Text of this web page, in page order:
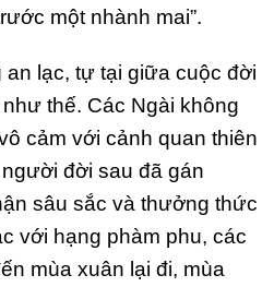
một nhành mai”.
lạc, tự tại giữa cuộc đời
thế. Các Ngài không
cảm với cảnh quan thiên
đời sau đã gán
sâu sắc và thưởng thức
với hạng phàm phu, các
mùa xuân lại đi, mùa